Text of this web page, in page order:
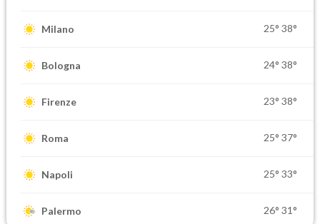
Milano 25° 38°
Bologna 24° 38°
Firenze 23° 38°
Roma 25° 37°
Napoli 25° 33°
Palermo 26° 31°